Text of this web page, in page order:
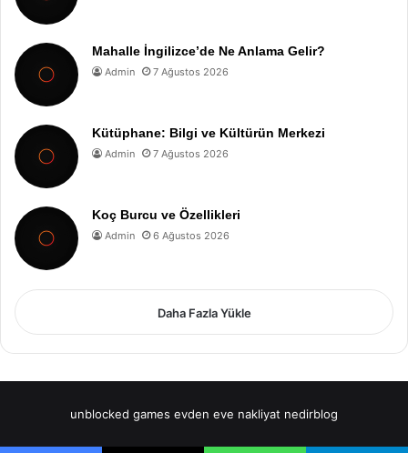
Mahalle İngilizce’de Ne Anlama Gelir?
Admin 7 Ağustos 2026
Kütüphane: Bilgi ve Kültürün Merkezi
Admin 7 Ağustos 2026
Koç Burcu ve Özellikleri
Admin 6 Ağustos 2026
Daha Fazla Yükle
unblocked games evden eve nakliyat nedirblog